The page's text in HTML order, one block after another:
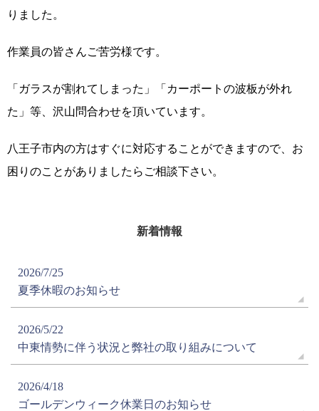
りました。
作業員の皆さんご苦労様です。
「ガラスが割れてしまった」「カーポートの波板が外れ
た」等、沢山問合わせを頂いています。
八王子市内の方はすぐに対応することができますので、お
困りのことがありましたらご相談下さい。
新着情報
2026/7/25
夏季休暇のお知らせ
2026/5/22
中東情勢に伴う状況と弊社の取り組みについて
2026/4/18
ゴールデンウィーク休業日のお知らせ